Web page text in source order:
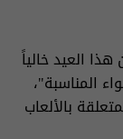
العيد خالياً
المناسبة"،
بالألعاب